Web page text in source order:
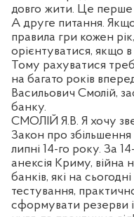
довго жити. Це перше
А друге питання.
правила гри кожен
орієнтуватися, якщо в
Тому рахуватися
на багато років
Васильович Смолій,
банку.
СМОЛІЙ Я.В. Я хочу
Закон про
липні 14-го року. За
анексія Криму, війна
банків, які на
тестування,
сформувати резерви